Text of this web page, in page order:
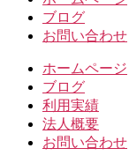
ブログ
お問い合わせ
ホームページ
ブログ
利用実績
法人概要
お問い合わせ